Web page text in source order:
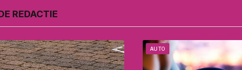
REDACTIE
AUTO